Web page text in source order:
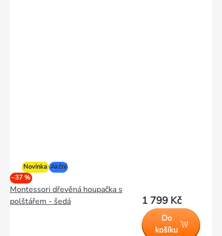
Novinka Akční
–37 %
Montessori dřevěná houpačka s
polštářem - šedá
1 799 Kč
Do
košíku